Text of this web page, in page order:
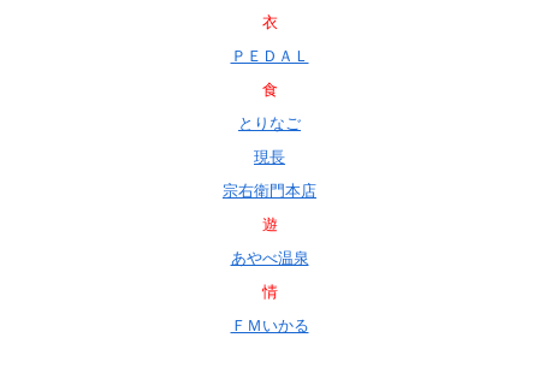
衣
ＰＥＤＡＬ
食
とりなご
現長
宗右衛門本店
遊
あやべ温泉
情
ＦＭいかる